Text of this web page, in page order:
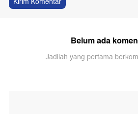
Belum ada
Jadilah yang pertama